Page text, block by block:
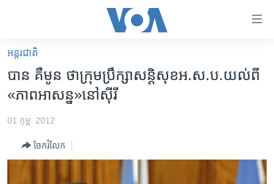
គេហទំព័រ​
ទាក់ទង
និង​
ព័ត៌មាន​​
ហេឡូវីអូអេ
កម្ពុជាច្នៃប្រតិដ្ឋ
អន្តរជាតិ
បាន គឺមូន ថា​ក្រុមប្រឹក្សា​សន្តិសុខ​អ.ស.ប.​​យល់​ពី​
«ភាព​អាសន្ន»​នៅ​ស៊ីរី
01 កុម្ភៈ 2012
ចែករំលែក